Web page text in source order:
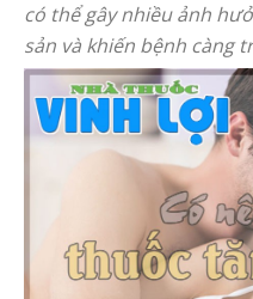
có thể gây nhiều ảnh
sản và khiến bệnh càng